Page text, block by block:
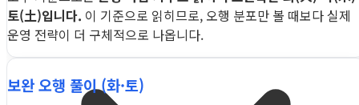
토(土)입니다. 이 기준으로 읽히므로, 오행 분포만 볼 때보다 실제
운영 전략이 더 구체적으로 나옵니다.
보완 오행 풀이 (화·토)